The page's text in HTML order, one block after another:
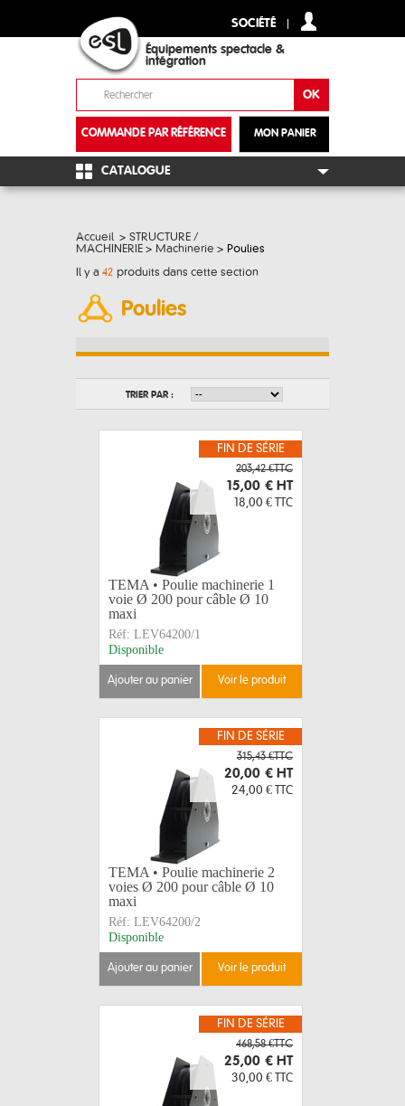
SOCIÉTÉ
Équipements spectacle &
intégration
MON PANIER
COMMANDE PAR RÉFÉRENCE
+
CATALOGUE
Accueil > STRUCTURE /
MACHINERIE > Machinerie > Poulies
Il y a 42 produits dans cette section
Poulies
TRIER PAR :
FIN DE SÉRIE
203,42 €TTC
15,00 € HT
18,00 € TTC
TEMA • Poulie machinerie 1
voie Ø 200 pour câble Ø 10
maxi
Réf: LEV64200/1
Disponible
ajouter au panier voir le produit
FIN DE SÉRIE
315,43 €TTC
20,00 € HT
24,00 € TTC
TEMA • Poulie machinerie 2
voies Ø 200 pour câble Ø 10
maxi
Réf: LEV64200/2
Disponible
ajouter au panier voir le produit
FIN DE SÉRIE
468,58 €TTC
25,00 € HT
30,00 € TTC